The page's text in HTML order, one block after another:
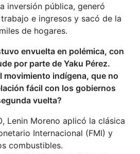
inversión pública, generó
e ingresos y sacó de la
de hogares.
envuelta en polémica, con
por parte de Yaku Pérez.
movimiento indígena, que no
fácil con los gobiernos
vuelta?
Lenin Moreno aplicó la clásica
Internacional (FMI) y
combustibles.